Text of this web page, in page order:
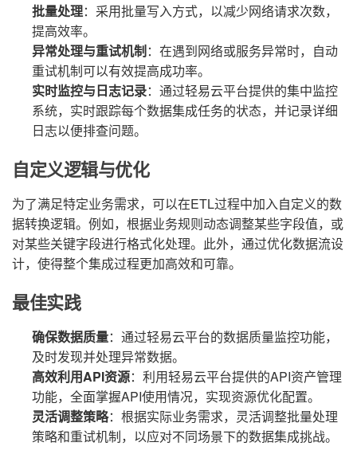
批量处理：采用批量写入方式，以减少网络请求次数，
提高效率。
异常处理与重试机制：在遇到网络或服务异常时，自动
重试机制可以有效提高成功率。
实时监控与日志记录：通过轻易云平台提供的集中监控
系统，实时跟踪每个数据集成任务的状态，并记录详细
日志以便排查问题。
自定义逻辑与优化
为了满足特定业务需求，可以在ETL过程中加入自定义的数
据转换逻辑。例如，根据业务规则动态调整某些字段值，或
对某些关键字段进行格式化处理。此外，通过优化数据流设
计，使得整个集成过程更加高效和可靠。
最佳实践
确保数据质量：通过轻易云平台的数据质量监控功能，
及时发现并处理异常数据。
高效利用API资源：利用轻易云平台提供的API资产管理
功能，全面掌握API使用情况，实现资源优化配置。
灵活调整策略：根据实际业务需求，灵活调整批量处理
策略和重试机制，以应对不同场景下的数据集成挑战。